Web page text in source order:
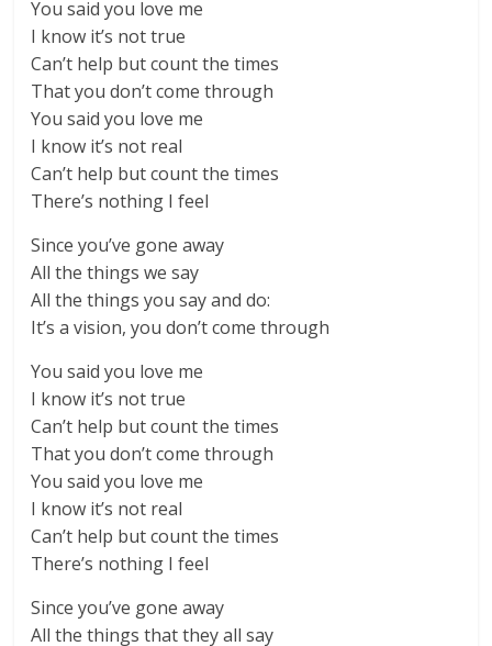
You said you love me
I know it’s not true
Can’t help but count the times
That you don’t come through
You said you love me
I know it’s not real
Can’t help but count the times
There’s nothing I feel
Since you’ve gone away
All the things we say
All the things you say and do:
It’s a vision, you don’t come through
You said you love me
I know it’s not true
Can’t help but count the times
That you don’t come through
You said you love me
I know it’s not real
Can’t help but count the times
There’s nothing I feel
Since you’ve gone away
All the things that they all say